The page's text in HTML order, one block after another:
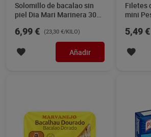
Solomillo de bacalao sin
piel Dia Mari Marinera 300
6,99 € (23,30 €/KILO)
Añadir
Filetes
mini
5,49 €